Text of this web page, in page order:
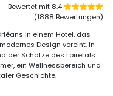
Bewertet mit 8.4
(1888 Bewertungen)
in einem Hotel, das
Design vereint. In
der Schätze des Loiretals
ein Wellnessbereich und
Geschichte.